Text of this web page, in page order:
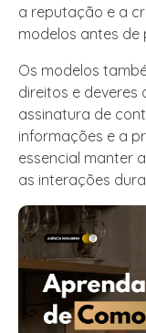
a reputação e a
modelos antes
Os modelos
direitos e deveres
assinatura de
informações e a
essencial manter
as interações